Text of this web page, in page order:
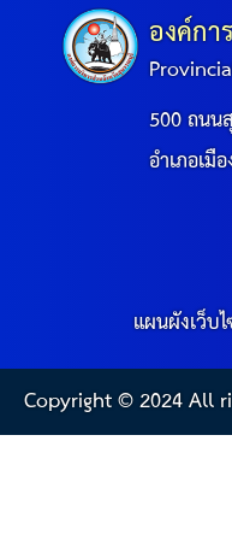
องค์ก
500 ถน
อำเภอเ
แผนผังเว็บ
Copyright © 2024 All